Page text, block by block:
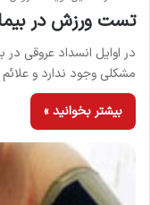
تست ورزش در
در اوایل انسداد عروقی در
مشکلی وجود ندارد و
بیشتر بخوانید »